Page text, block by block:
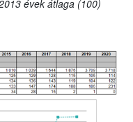
évek átlaga (100)